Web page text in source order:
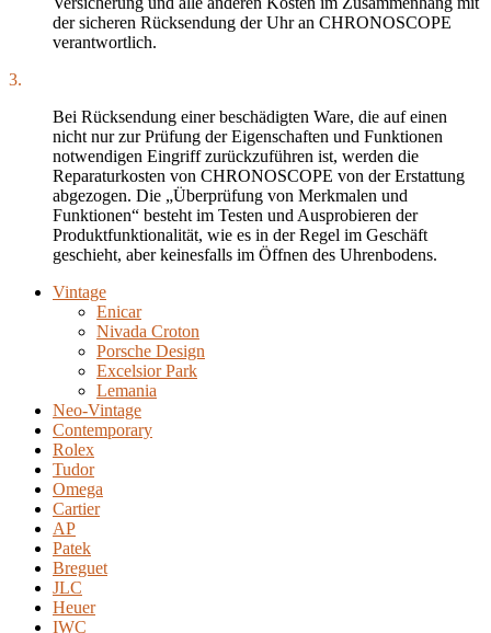
der sicheren Rücksendung der Uhr an CHRONOSCOPE
verantwortlich.
3.
Bei Rücksendung einer beschädigten Ware, die auf einen
nicht nur zur Prüfung der Eigenschaften und Funktionen
notwendigen Eingriff zurückzuführen ist, werden die
Reparaturkosten von CHRONOSCOPE von der Erstattung
abgezogen. Die „Überprüfung von Merkmalen und
Funktionen“ besteht im Testen und Ausprobieren der
Produktfunktionalität, wie es in der Regel im Geschäft
geschieht, aber keinesfalls im Öffnen des Uhrenbodens.
Vintage
Enicar
Nivada Croton
Porsche Design
Excelsior Park
Lemania
Neo-Vintage
Contemporary
Rolex
Tudor
Omega
Cartier
AP
Patek
Breguet
JLC
Heuer
IWC